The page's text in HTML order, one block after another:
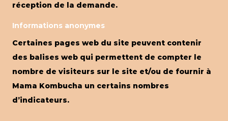
réception de la demande.
Informations anonymes
Certaines pages web du site peuvent contenir
des balises web qui permettent de compter le
nombre de visiteurs sur le site et/ou de fournir à
Mama Kombucha un certains nombres
d’indicateurs.